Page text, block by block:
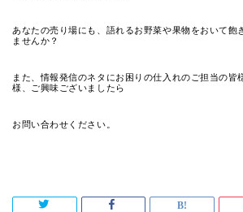
あなたの売り場にも、語れるお野菜や果物をおいて飽
ませんか？
また、情報発信のネタにお困りの仕入れのご担当の皆
様、ご興味ございましたら
お問い合わせください。